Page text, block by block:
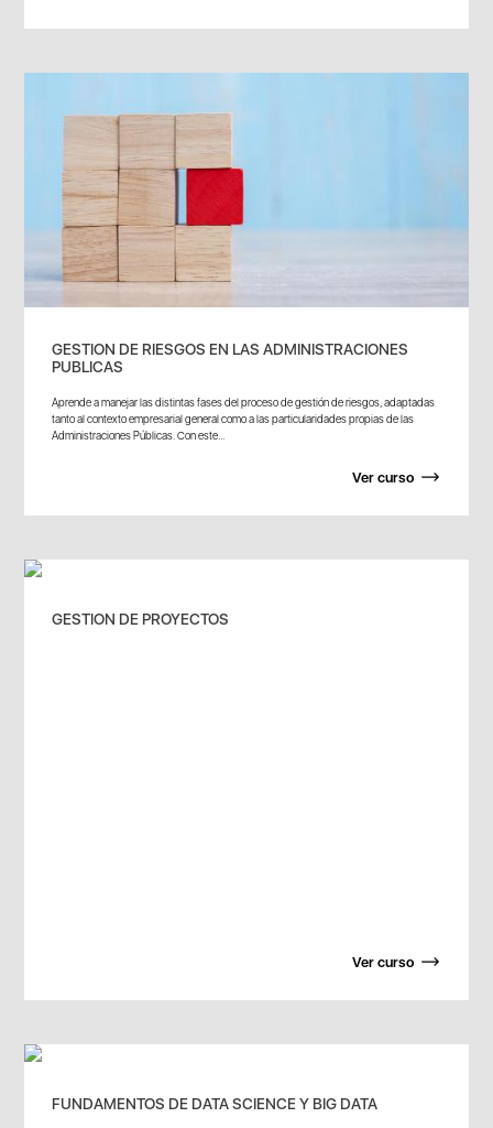
GESTION DE RIESGOS EN LAS ADMINISTRACIONES
PUBLICAS
Aprende a manejar las distintas fases del proceso de gestión de riesgos, adaptadas
tanto al contexto empresarial general como a las particularidades propias de las
Administraciones Públicas. Con este...
Ver curso
GESTION DE PROYECTOS
Ver curso
FUNDAMENTOS DE DATA SCIENCE Y BIG DATA